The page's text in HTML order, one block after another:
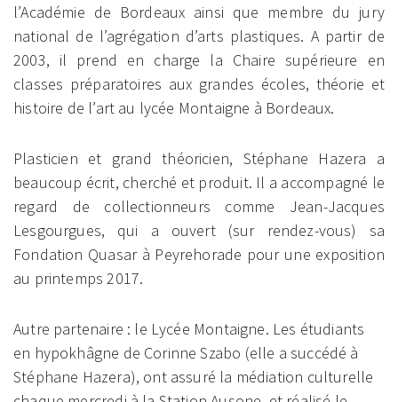
l’Académie de Bordeaux ainsi que membre du jury
national de l’agrégation d’arts plastiques. A partir de
2003, il prend en charge la Chaire supérieure en
classes préparatoires aux grandes écoles, théorie et
histoire de l’art au lycée Montaigne à Bordeaux.
Plasticien et grand théoricien, Stéphane Hazera a
beaucoup écrit, cherché et produit. Il a accompagné le
regard de collectionneurs comme Jean-Jacques
Lesgourgues, qui a ouvert (sur rendez-vous) sa
Fondation Quasar à Peyrehorade pour une exposition
au printemps 2017.
Autre partenaire : le Lycée Montaigne. Les étudiants
en hypokhâgne de Corinne Szabo (elle a succédé à
Stéphane Hazera), ont assuré la médiation culturelle